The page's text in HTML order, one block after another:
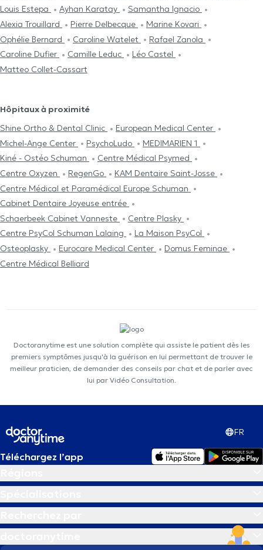
Louis Estepa
Ayhan Karatay
Samantha Ignacio
Alexia Trouillard
Pierre Delbecque
Marine Kovari
Ophélie Bernard
Caroline Watelet
Rafael Zanola
Caroline Dufier
Camille Leduc
Léo Castel
Matteo Collet-Cassart
Hôpitaux à proximité
Shine Ortho & Dental Clinic
European Medical Center
Michel-Ange Center
PsychoLudo
MEDIMARIEN 1
Kiné - Ostéo Schuman
Centre Médical Psymed
Centre Oxyzen
RegenGo
KAM Dentaire Saint-Josse
Centre Médical et Paramédical Europe Schuman
Cabinet Dentaire Joyeuse entrée
Schaerbeek Cabinet Vanneste
Centre Plasky
Centre PsyCol Schuman Lalaing
La Maison PsyCol
Osteoplasky
Eurocare Medical Center
Domus Feminae
Centre Médical Belliard
Doctoranytime est une solution complète qui assiste le patient dès les
premiers symptômes jusqu'à la guérison en lui permettant de trouver le
meilleur praticien, de demander des conseils par chat et de parler avec
lui par Vidéo Consultation.
FR
Téléchargez l’app